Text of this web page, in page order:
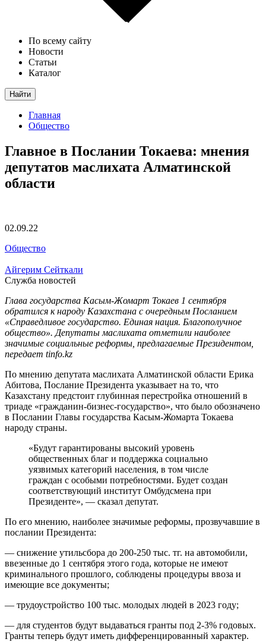
По всему сайту
Новости
Статьи
Каталог
Найти
Главная
Общество
Главное в Послании Токаева: мнения
депутатов маслихата Алматинской
области
02.09.22
Общество
Айгерим Сейткали
Служба новостей
Глава государства Касым-Жомарт Токаев 1 сентября
обратился к народу Казахстана с очередным Посланием
«Справедливое государство. Единая нация. Благополучное
общество». Депутаты маслихата отметили наиболее
значимые социальные реформы, предлагаемые Президентом,
передает tinfo.kz
По мнению депутата маслихата Алматинской области Ерика
Абитова, Послание Президента указывает на то, что
Казахстану предстоит глубинная перестройка отношений в
триаде «гражданин-бизнес-государство», что было обозначено
в Послании Главы государства Касым-Жомарта Токаева
народу страны.
«Будут гарантированы высокий уровень
общественных благ и поддержка социально
уязвимых категорий населения, в том числе
граждан с особыми потребностями. Будет создан
соответствующий институт Омбудсмена при
Президенте», — сказал депутат.
По его мнению, наиболее значимые реформы, прозвучавшие в
послании Президента:
— снижение утильсбора до 200-250 тыс. тг. на автомобили,
ввезенные до 1 сентября этого года, которые не имеют
криминального прошлого, соблюдены процедуры ввоза и
имеющие все документы;
— трудоустройство 100 тыс. молодых людей в 2023 году;
— для студентов будут выдаваться гранты под 2-3% годовых.
Гранты теперь будут иметь дифференцированный характер.